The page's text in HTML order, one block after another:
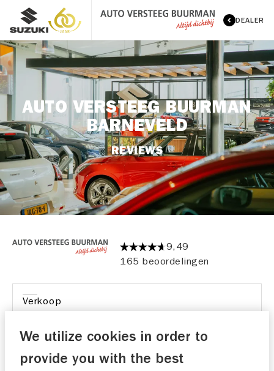
DEALER
AUTO VERSTEEG BUURMAN
BARNEVELD
REVIEWS
9,49
165 beoordelingen
Verkoop
Onderhoud
We utilize cookies in order to
provide you with the best